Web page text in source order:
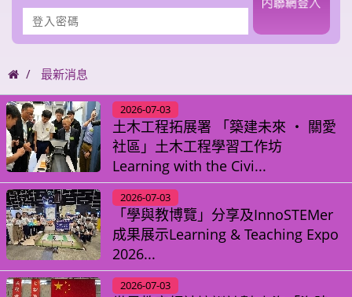
名
稱
密
最新消息
2026-07-03
土木工程拓展署 「築建未來 ‧ 關愛
社區」土木工程學習工作坊
Learning with the Civi...
2026-07-03
「學與教博覽」分享及InnoSTEMer
成果展示Learning & Teaching Expo
2026...
2026-07-03